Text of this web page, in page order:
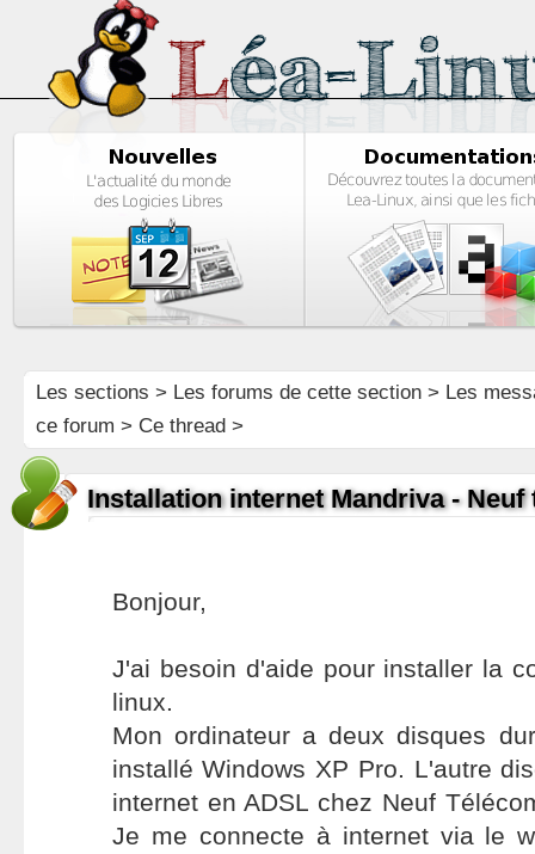
Les sections > Les forums de cette section> Les
ce forum > Ce thread >
Installation internet Mandriva - Neuf
Bonjour,
J'ai besoin d'aide pour installer la
linux.
Mon ordinateur a deux disques
installé Windows XP Pro. L'autre
internet en ADSL chez Neuf
Je me connecte à internet via le